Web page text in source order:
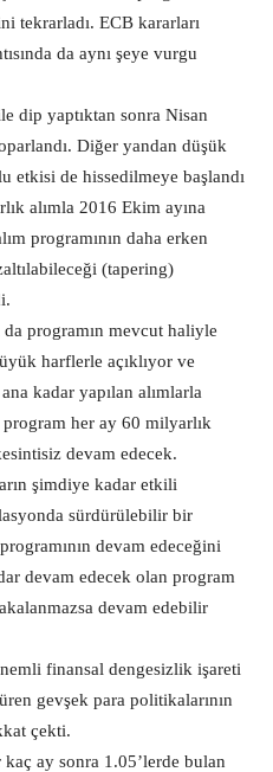
tekrarladı. ECB kararları
da aynı şeye vurgu
dip yaptıktan sonra Nisan
Diğer yandan düşük
etkisi de hissedilmeye başlandı
alımla 2016 Ekim ayına
programının daha erken
(tapering)
programın mevcut haliyle
harflerle açıklıyor ve
kadar yapılan alımlarla
her ay 60 milyarlık
devam edecek.
şimdiye kadar etkili
sürdürülebilir bir
devam edeceğini
devam edecek olan program
devam edebilir
finansal dengesizlik işareti
gevşek para politikalarının
çekti.
ay sonra 1.05’lerde bulan